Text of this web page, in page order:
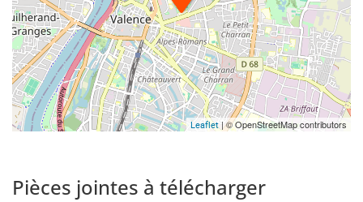
économiques et sociaux
Utiliser les outils mathématiques et numériques pour
formaliser des modèles économiques ou exploiter des
données à des fins d’analyse
Leaflet | © OpenStreetMap contributors
Pièces jointes à télécharger